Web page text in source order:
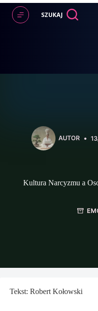
Przejdź
treści
SZUKAJ
AUTOR
Kultura Narcyzmu a
Tekst: Robert Kołowski